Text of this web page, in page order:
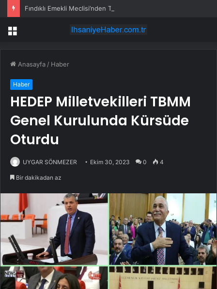
Menü
Anasayfa / Haber
Haber
HEDEP Milletvekilleri TBMM
Genel Kurulunda Kürsüde
Oturdu
UYGAR SÖNMEZER Ekim 30, 2023 0 4
Bir dakikadan az